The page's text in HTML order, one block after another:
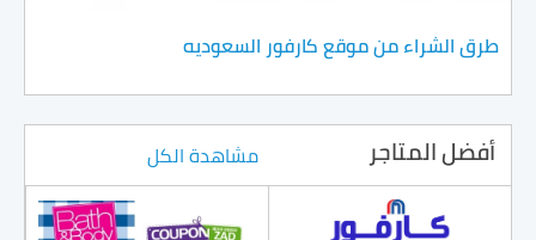
طرق الشراء من موقع كارفور السعوديه
أفضل المتاجر مشاهدة الكل